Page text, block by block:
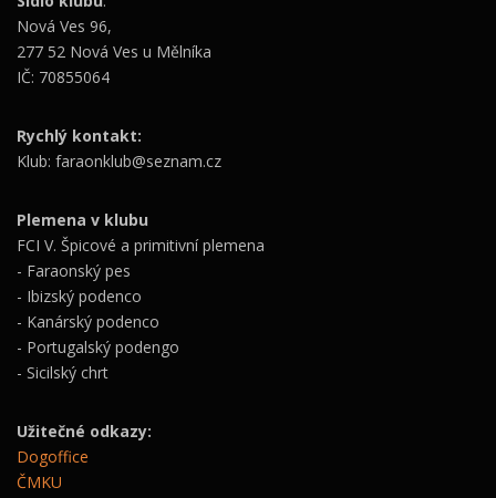
Nová Ves 96,
277 52 Nová Ves u Mělníka
IČ: 70855064
Rychlý kontakt:
Klub: faraonklub@seznam.cz
Plemena v klubu
FCI V. Špicové a primitivní plemena
- Faraonský pes
- Ibizský podenco
- Kanárský podenco
- Portugalský podengo
- Sicilský chrt
Užitečné odkazy:
Dogoffice
ČMKU